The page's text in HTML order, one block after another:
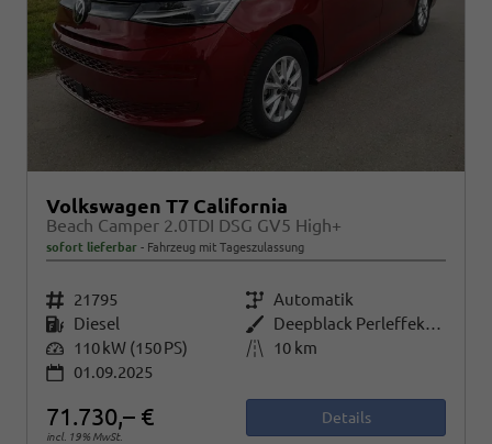
Volkswagen T7 California
Beach Camper 2.0TDI DSG GV5 High+
sofort lieferbar Fahrzeug mit Tageszulassung
Fahrzeugnr. 21795 Getriebe Automatik
Kraftstoff Diesel Außenfarbe
Deepblack Perleffekt/Fortanarot Metallic
Leistung 110 kW (150 PS) Kilometerstand
10 km
01.09.2025
71.730,– €
incl. 19% MwSt.
Details